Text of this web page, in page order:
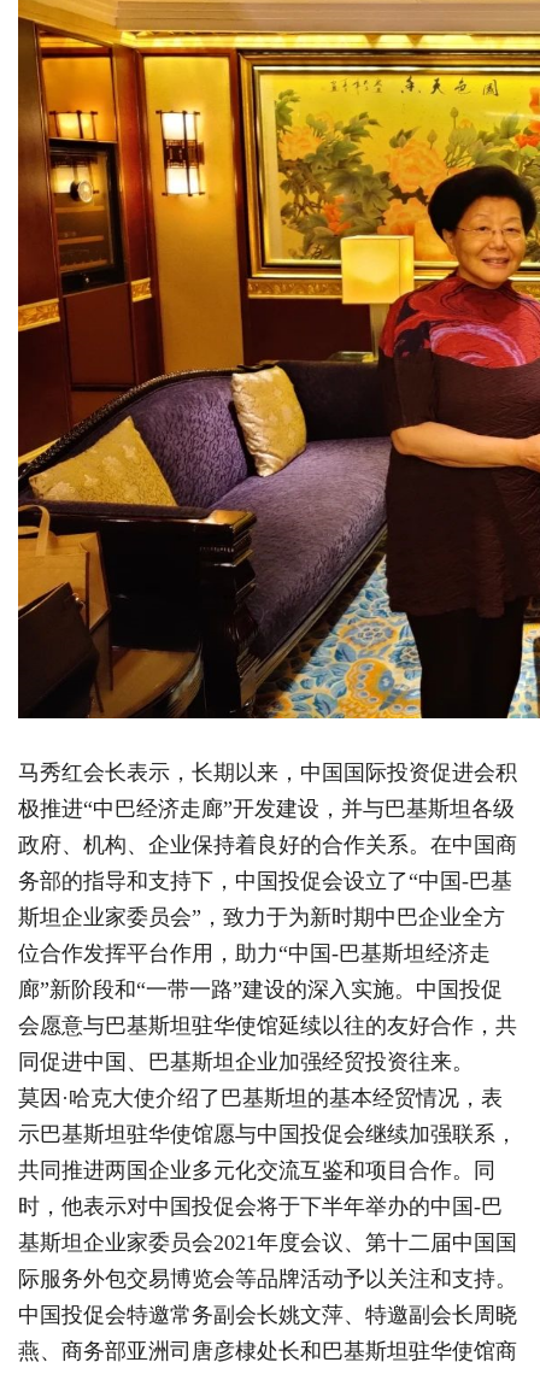
马秀红会长表示，长期以来，中国国际投资促进会积
极推进“中巴经济走廊”开发建设，并与巴基斯坦各级
政府、机构、企业保持着良好的合作关系。在中国商
务部的指导和支持下，中国投促会设立了“中国-巴基
斯坦企业家委员会”，致力于为新时期中巴企业全方
位合作发挥平台作用，助力“中国-巴基斯坦经济走
廊”新阶段和“一带一路”建设的深入实施。中国投促
会愿意与巴基斯坦驻华使馆延续以往的友好合作，共
同促进中国、巴基斯坦企业加强经贸投资往来。
莫因·哈克大使介绍了巴基斯坦的基本经贸情况，表
示巴基斯坦驻华使馆愿与中国投促会继续加强联系，
共同推进两国企业多元化交流互鉴和项目合作。同
时，他表示对中国投促会将于下半年举办的中国-巴
基斯坦企业家委员会2021年度会议、第十二届中国国
际服务外包交易博览会等品牌活动予以关注和支持。
中国投促会特邀常务副会长姚文萍、特邀副会长周晓
燕、商务部亚洲司唐彦棣处长和巴基斯坦驻华使馆商